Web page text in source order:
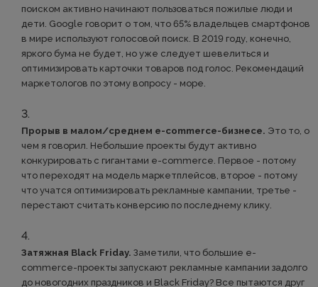
поиском активно начинают пользоваться пожилые люди и
дети. Google говорит о том, что 65% владельцев смартфонов
в мире используют голосовой поиск. В 2019 году, конечно,
яркого бума не будет, но уже следует шевелиться и
оптимизировать карточки товаров под голос. Рекомендаций
маркетологов по этому вопросу - море.
Прорыв в малом/среднем e-commerce-бизнесе. Это то, о
чем я говорил. Небольшие проекты будут активно
конкурировать с гигантами e-commerce. Первое - потому
что переходят на модель маркетплейсов, второе - потому
что учатся оптимизировать рекламные кампании, третье -
перестают считать конверсию по последнему клику.
Затяжная Black Friday. Заметили, что большие e-
commerce-проекты запускают рекламные кампании задолго
до новогодних праздников и Black Friday? Все пытаются друг